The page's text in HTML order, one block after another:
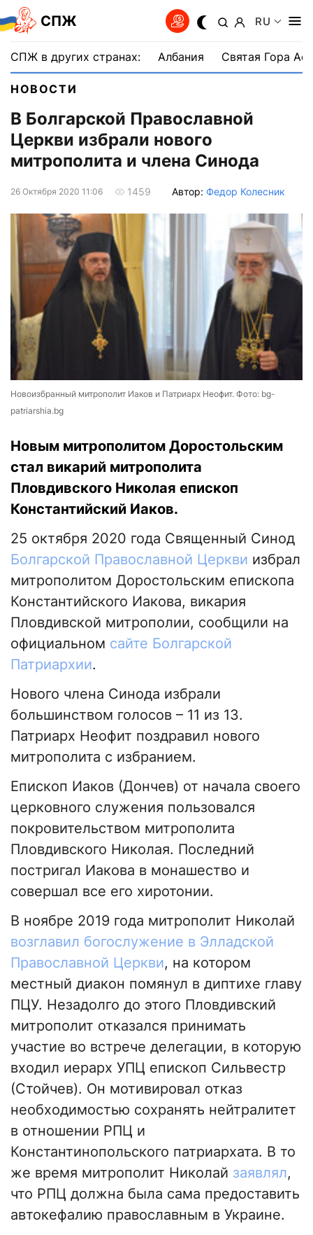
СПЖ RU
СПЖ в других странах: Албания Святая Гора
НОВОСТИ
В Болгарской Православной
Церкви избрали нового
митрополита и члена Синода
26 Октября 2020 11:06 1459 Автор: Федор Колесник
Новоизбранный митрополит Иаков и Патриарх Неофит. Фото: bg-
patriarshia.bg
Новым митрополитом Доростольским
стал викарий митрополита
Пловдивского Николая епископ
Константийский Иаков.
25 октября 2020 года Священный Синод
Болгарской Православной Церкви избрал
митрополитом Доростольским епископа
Константийского Иакова, викария
Пловдивской митрополии, сообщили на
официальном сайте Болгарской
Патриархии.
Нового члена Синода избрали
большинством голосов – 11 из 13.
Патриарх Неофит поздравил нового
митрополита с избранием.
Епископ Иаков (Дончев) от начала своего
церковного служения пользовался
покровительством митрополита
Пловдивского Николая. Последний
постригал Иакова в монашество и
совершал все его хиротонии.
В ноябре 2019 года митрополит Николай
возглавил богослужение в Элладской
Православной Церкви, на котором
местный диакон помянул в диптихе главу
ПЦУ. Незадолго до этого Пловдивский
митрополит отказался принимать
участие во встрече делегации, в которую
входил иерарх УПЦ епископ Сильвестр
(Стойчев). Он мотивировал отказ
необходимостью сохранять нейтралитет
в отношении РПЦ и
Константинопольского патриархата. В то
же время митрополит Николай заявлял,
что РПЦ должна была сама предоставить
автокефалию православным в Украине.